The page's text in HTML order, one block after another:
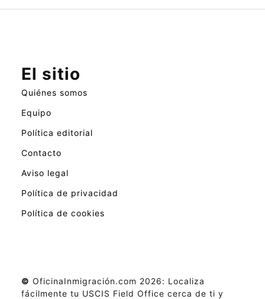
El sitio
Quiénes somos
Equipo
Política editorial
Contacto
Aviso legal
Política de privacidad
Política de cookies
© OficinaInmigración.com 2026: Localiza
fácilmente tu USCIS Field Office cerca de ti y